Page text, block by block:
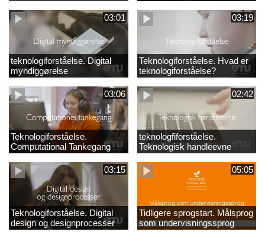
03:01
teknologiforståelse. Digital
myndiggørelse
03:19
Teknologiforståelse. Hvad er
teknologiforståelse?
03:06
Teknologiforståelse.
Computational Tankegang
02:42
teknologfiforståelse.
Teknologisk handleevne
03:15
Teknologiforståelse. Digital
design og designprocesser
05:05
Tidligere sprogstart. Målsprog
som undervisningssprog